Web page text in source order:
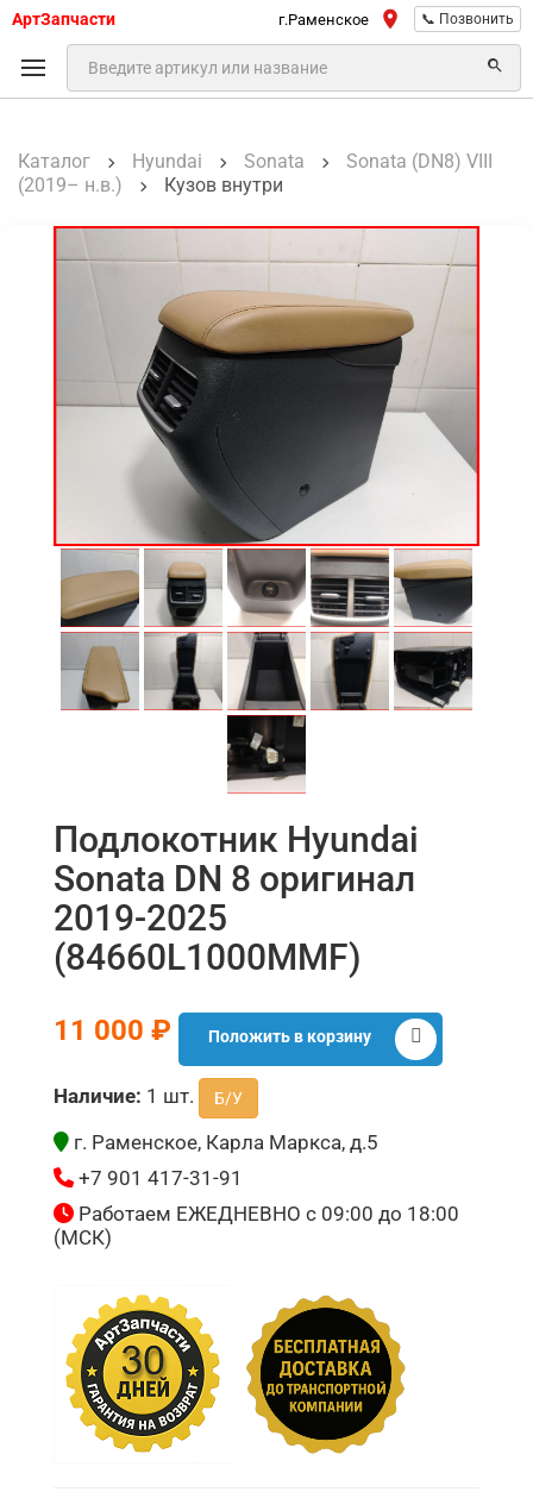
АртЗапчасти г.Раменское 📞 Позвонить
Каталог Hyundai Sonata
Sonata (DN8) VIII
(2019– н.в.)
Кузов внутри
Подлокотник Hyundai
Sonata DN 8 оригинал
2019-2025
(84660L1000MMF)
11 000 ₽ Положить в корзину
Наличие: 1 шт. Б/У
г. Раменское, Карла Маркса, д.5
+7 901 417-31-91
Работаем ЕЖЕДНЕВНО с 09:00 до 18:00
(МСК)